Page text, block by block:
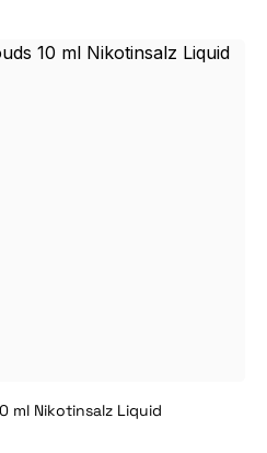
ml Nikotinsalz Liquid